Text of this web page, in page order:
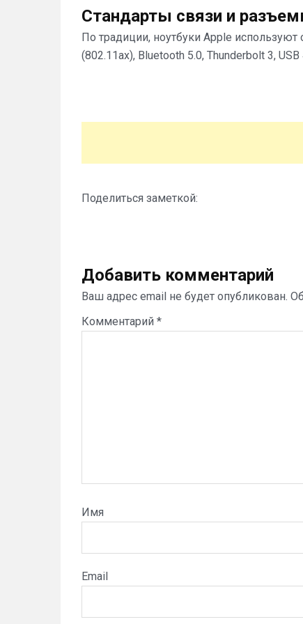
Стандарты связи и
По традиции, ноутбуки Apple
(802.11ax), Bluetooth 5.0, Thunderbolt 3,
Поделиться заметкой:
Добавить комментарий
Ваш адрес email не будет опубликован.
Комментарий *
Имя
Email